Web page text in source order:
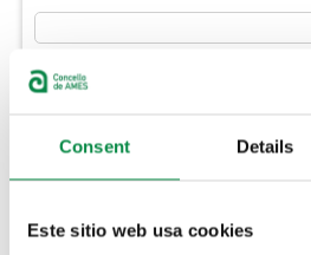
Consent Details
Este sitio web usa cookies
E-mail*
Teléfono*